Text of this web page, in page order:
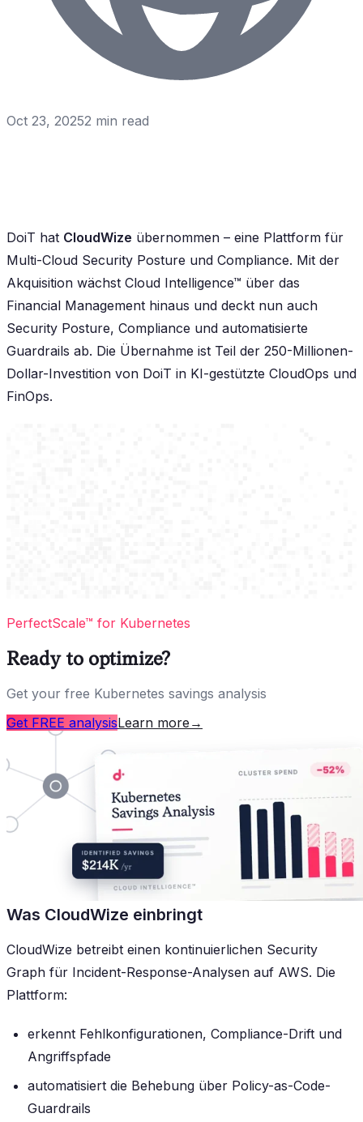
Oct 23, 20252 min read
DoiT hat CloudWize übernommen – eine Plattform für
Multi-Cloud Security Posture und Compliance. Mit der
Akquisition wächst Cloud Intelligence™ über das
Financial Management hinaus und deckt nun auch
Security Posture, Compliance und automatisierte
Guardrails ab. Die Übernahme ist Teil der 250-Millionen-
Dollar-Investition von DoiT in KI-gestützte CloudOps und
FinOps.
PerfectScale™ for Kubernetes
Ready to optimize?
Get your free Kubernetes savings analysis
Get FREE analysisLearn more →
Was CloudWize einbringt
CloudWize betreibt einen kontinuierlichen Security
Graph für Incident-Response-Analysen auf AWS. Die
Plattform:
erkennt Fehlkonfigurationen, Compliance-Drift und
Angriffspfade
automatisiert die Behebung über Policy-as-Code-
Guardrails